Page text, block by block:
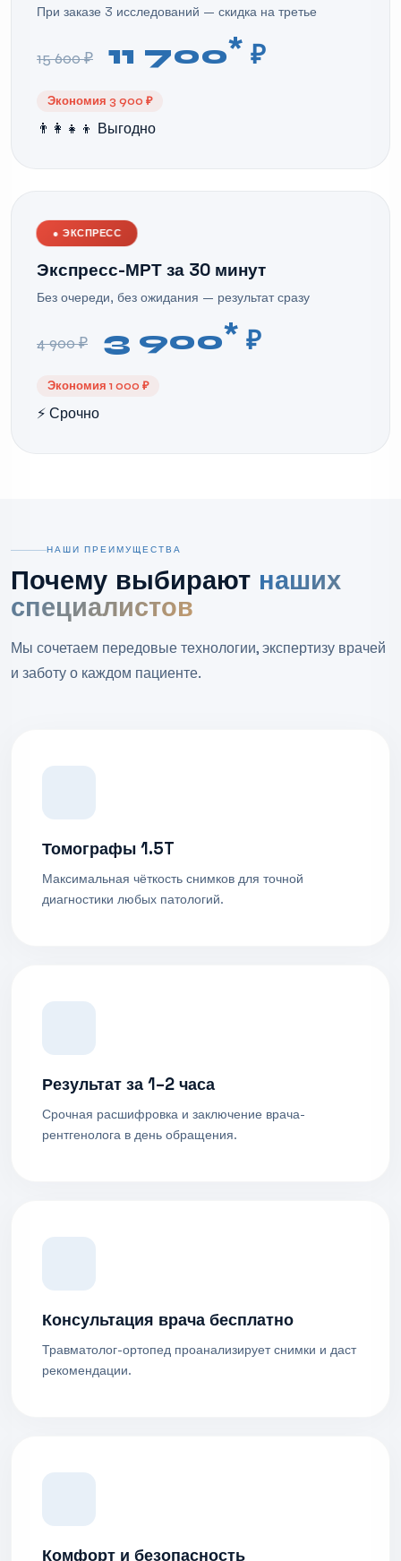
При заказе 3 исследований — скидка на третье
15 600 ₽ 11 700* ₽
Экономия 3 900 ₽
👨‍👩‍👧‍👦 Выгодно
● ЭКСПРЕСС
Экспресс-МРТ за 30 минут
Без очереди, без ожидания — результат сразу
4 900 ₽ 3 900* ₽
Экономия 1 000 ₽
⚡ Срочно
НАШИ ПРЕИМУЩЕСТВА
Почему выбирают наших
специалистов
Мы сочетаем передовые технологии, экспертизу врачей
и заботу о каждом пациенте.
Томографы 1.5T
Максимальная чёткость снимков для точной
диагностики любых патологий.
Результат за 1–2 часа
Срочная расшифровка и заключение врача-
рентгенолога в день обращения.
Консультация врача бесплатно
Травматолог-ортопед проанализирует снимки и даст
рекомендации.
Комфорт и безопасность